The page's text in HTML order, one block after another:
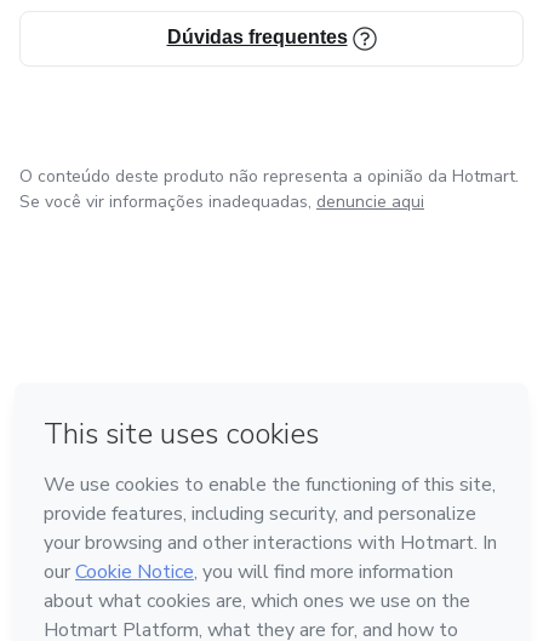
Dúvidas frequentes
O conteúdo deste produto não representa a opinião da Hotmart.
Se você vir informações inadequadas, denuncie aqui
Feito com ❤ na Cidade do México
Conheça a Hotmart
Idioma